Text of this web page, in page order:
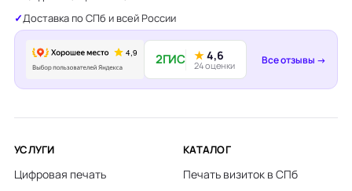
Доставка по СПб и всей России
2ГИС ★4,6
24 оценки Все отзывы →
УСЛУГИ
Цифровая печать
КАТАЛОГ
Печать визиток в СПб